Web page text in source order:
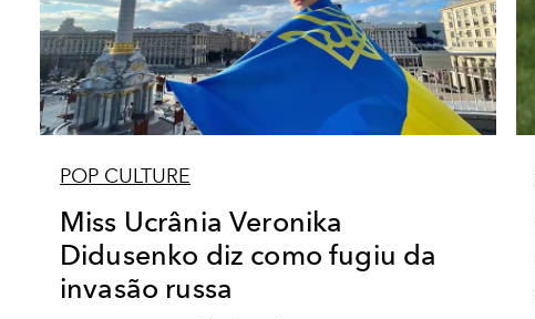
POP CULTURE
Miss Ucrânia Veronika
Didusenko diz como fugiu da
invasão russa